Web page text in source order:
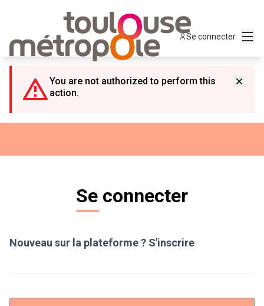
Se connecter
You are not authorized to perform this
action.
Se connecter
Nouveau sur la plateforme ? S'inscrire